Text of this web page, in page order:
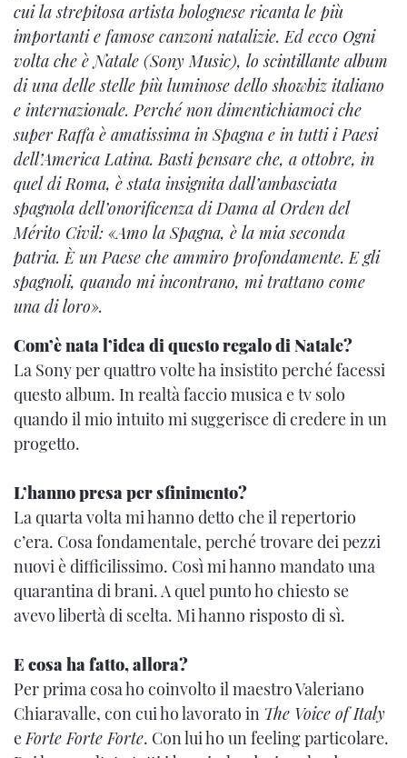
cui la strepitosa artista bolognese ricanta le più
importanti e famose canzoni natalizie. Ed ecco Ogni
volta che è Natale (Sony Music), lo scintillante album
di una delle stelle più luminose dello showbiz italiano
e internazionale. Perché non dimentichiamoci che
super Raffa è amatissima in Spagna e in tutti i Paesi
dell’America Latina. Basti pensare che, a ottobre, in
quel di Roma, è stata insignita dall’ambasciata
spagnola dell’onorificenza di Dama al Orden del
Mérito Civil: «Amo la Spagna, è la mia seconda
patria. È un Paese che ammiro profondamente. E gli
spagnoli, quando mi incontrano, mi trattano come
una di loro».
Com’è nata l’idea di questo regalo di Natale?
La Sony per quattro volte ha insistito perché facessi
questo album. In realtà faccio musica e tv solo
quando il mio intuito mi suggerisce di credere in un
progetto.
L’hanno presa per sfinimento?
La quarta volta mi hanno detto che il repertorio
c’era. Cosa fondamentale, perché trovare dei pezzi
nuovi è difficilissimo. Così mi hanno mandato una
quarantina di brani. A quel punto ho chiesto se
avevo libertà di scelta. Mi hanno risposto di sì.
E cosa ha fatto, allora?
Per prima cosa ho coinvolto il maestro Valeriano
Chiaravalle, con cui ho lavorato in The Voice of Italy
eForte Forte Forte. Con lui ho un feeling particolare.